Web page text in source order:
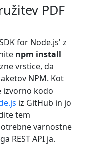
PDF
for Node.js' z
npm install
vrstice, da
NPM. Kot
kodo
iz GitHub in jo
tem
varnostne
REST API ja.